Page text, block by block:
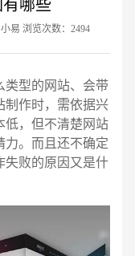
哪些
易 浏览次数：2494
型的网站、会带
制作时，需依据兴
低，但不清楚网站
力。而且还不确定
失败的原因又是什